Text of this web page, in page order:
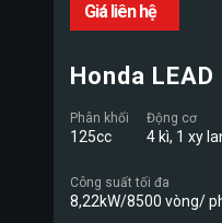
Giá liên hệ
Honda
Phân khối
125cc
Động cơ
4 kì, 1 xy
Công suất tối đa
8,22kW/8500 vòng/